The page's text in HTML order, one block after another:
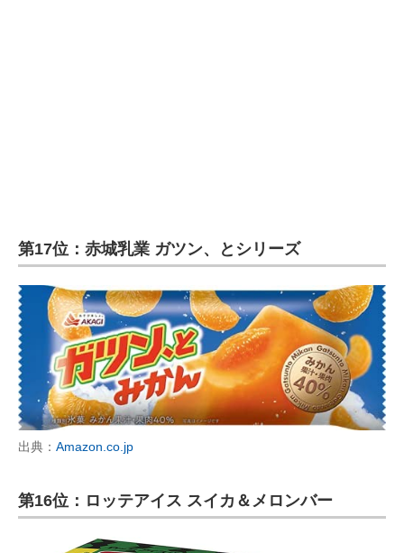
第17位：赤城乳業 ガツン、とシリーズ
出典： Amazon.co.jp
第16位：ロッテアイス スイカ＆メロンバー